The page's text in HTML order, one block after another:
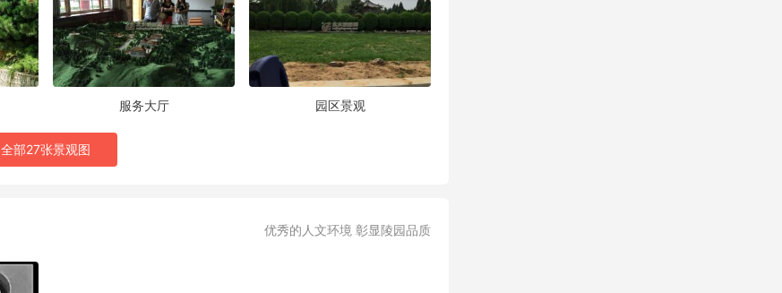
服务大厅 园区景观
全部27张景观图
优秀的人文环境 彰显陵园品质